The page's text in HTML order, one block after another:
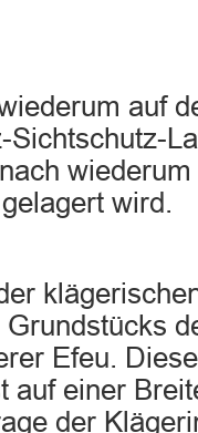
auf
Sichtschutz-
wird.
Efeu.
auf einer
der